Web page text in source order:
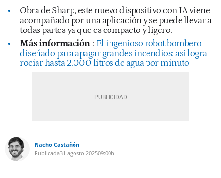
Obra de Sharp, este nuevo dispositivo con IA viene
acompañado por una aplicación y se puede llevar a
todas partes ya que es compacto y ligero.
Más información : El ingenioso robot bombero
diseñado para apagar grandes incendios: así logra
rociar hasta 2.000 litros de agua por minuto
Nacho Castañón
Publicada31 agosto 202509:00h